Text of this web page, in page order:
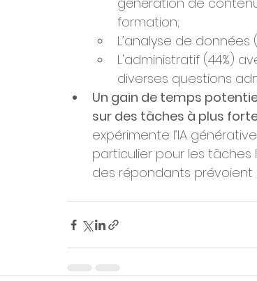
formation;
L’analyse de données
L'administratif (44%)
diverses questions
Un gain de temps
sur des tâches à plus
expérimente l’IA
particulier pour les tâches
des répondants prévoient